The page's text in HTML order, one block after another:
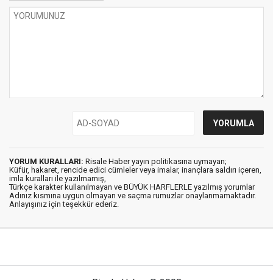
YORUM KURALLARI: Risale Haber yayın politikasına uymayan;
Küfür, hakaret, rencide edici cümleler veya imalar, inançlara saldırı içeren,
imla kuralları ile yazılmamış,
Türkçe karakter kullanılmayan ve BÜYÜK HARFLERLE yazılmış yorumlar
Adınız kısmına uygun olmayan ve saçma rumuzlar onaylanmamaktadır.
Anlayışınız için teşekkür ederiz.